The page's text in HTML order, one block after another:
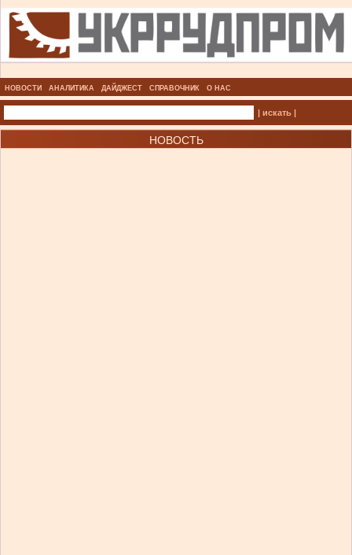
НОВОСТИ АНАЛИТИКА ДАЙДЖЕСТ СПРАВОЧНИК О НАС
| искать |
НОВОСТЬ